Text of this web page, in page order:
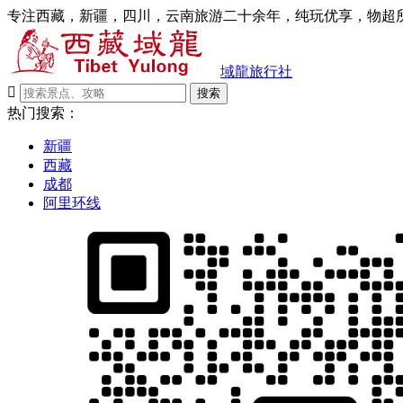
专注西藏，新疆，四川，云南旅游二十余年，纯玩优享，物超
域龍旅行社

搜索
热门搜索：
新疆
西藏
成都
阿里环线